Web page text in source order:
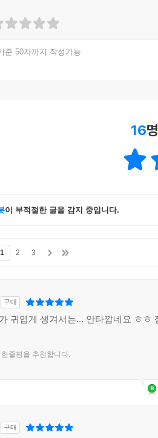
준 50자까지 작성가능
16
이 부적절한 글을 감지 중입니다.
1 2 3
구매
귀엽게 생겨서는... 안타깝네요 ㅎㅎ
한줄평을 추천합니다.
구매